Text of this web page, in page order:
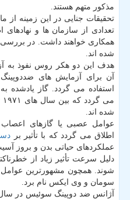
مذكور متهم هستند.
تعدادی از سازمان ها و
همكاری خواهند داشت. در بررسی
شده اند.
هدف این دو هكر روس نفوذ به
آن برای آزمایش های
استفاده می گردد. گاز یادشده
شده اند.
عوامل عصبی یا گازهای
اطلاق می گردد كه با تأثیر بر
عملكردهای حیاتی بدن و بروز
دلیل سرعت تأثیر زیاد از
شوند. همچون مشهورترین
سومان و وی ایكس نام برد.
آژانس ضد دوپینگ سوئیس در